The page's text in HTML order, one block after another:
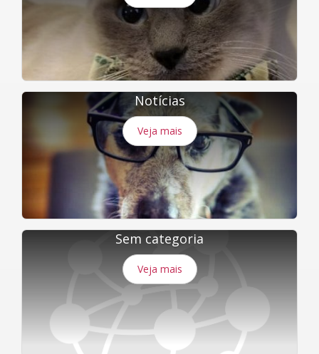
Notícias
Veja mais
Sem categoria
Veja mais